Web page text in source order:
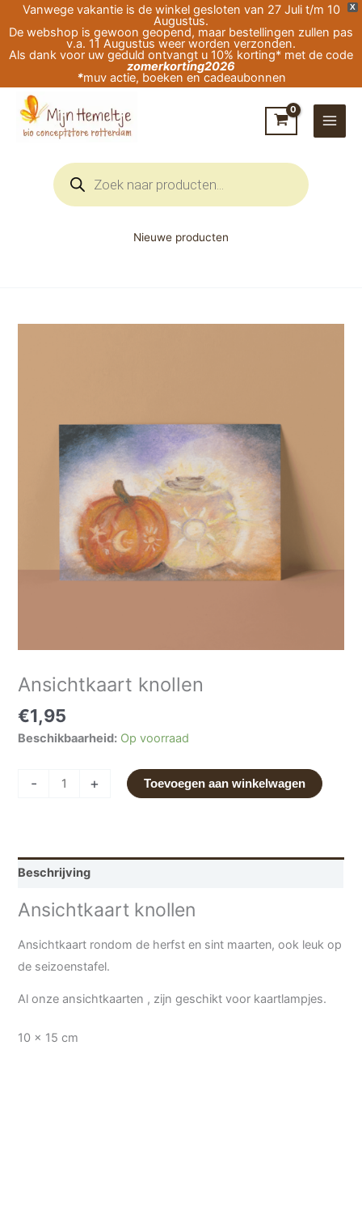
X
Vanwege vakantie is de winkel gesloten van 27 Juli t/m 10
Augustus.
De webshop is gewoon geopend, maar bestellingen zullen pas
v.a. 11 Augustus weer worden verzonden.
Als dank voor uw geduld ontvangt u 10% korting* met de code
zomerkorting2026
*muv actie, boeken en cadeaubonnen
naar
de
Producten
zoeken
Nieuwe producten
Ansichtkaart knollen
€1,95
Beschikbaarheid: Op voorraad
- + Toevoegen aan winkelwagen
Beschrijving
Ansichtkaart knollen
Ansichtkaart rondom de herfst en sint maarten, ook leuk op
de seizoenstafel.
Al onze ansichtkaarten , zijn geschikt voor kaartlampjes.
10 x 15 cm